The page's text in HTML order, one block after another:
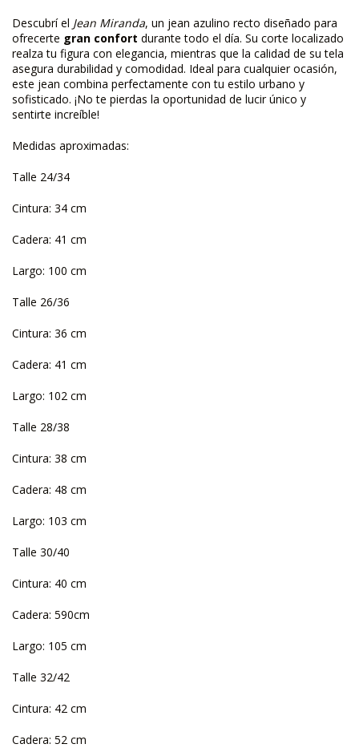
Descubrí el Jean Miranda, un jean azulino recto diseñado para
ofrecerte gran confort durante todo el día. Su corte localizado
realza tu figura con elegancia, mientras que la calidad de su tela
asegura durabilidad y comodidad. Ideal para cualquier ocasión,
este jean combina perfectamente con tu estilo urbano y
sofisticado. ¡No te pierdas la oportunidad de lucir único y
sentirte increíble!
Medidas aproximadas:
Talle 24/34
Cintura: 34 cm
Cadera: 41 cm
Largo: 100 cm
Talle 26/36
Cintura: 36 cm
Cadera: 41 cm
Largo: 102 cm
Talle 28/38
Cintura: 38 cm
Cadera: 48 cm
Largo: 103 cm
Talle 30/40
Cintura: 40 cm
Cadera: 590cm
Largo: 105 cm
Talle 32/42
Cintura: 42 cm
Cadera: 52 cm